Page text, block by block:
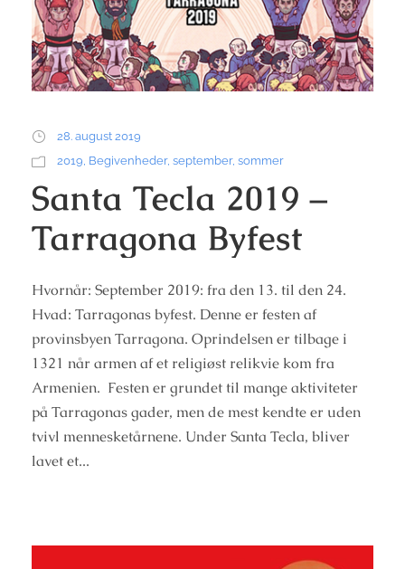
28. august 2019
2019 Begivenheder, september, sommer
Santa Tecla 2019 –
Tarragona Byfest
Hvornår: September 2019: fra den 13. til den 24.
Hvad: Tarragonas byfest. Denne er festen af
provinsbyen Tarragona. Oprindelsen er tilbage i
1321 når armen af et religiøst relikvie kom fra
Armenien. Festen er grundet til mange aktiviteter
på Tarragonas gader, men de mest kendte er uden
tvivl mennesketårnene. Under Santa Tecla, bliver
lavet et...